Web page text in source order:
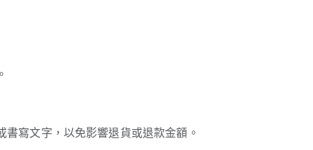
寫文字，以免影響退貨或退款金額。